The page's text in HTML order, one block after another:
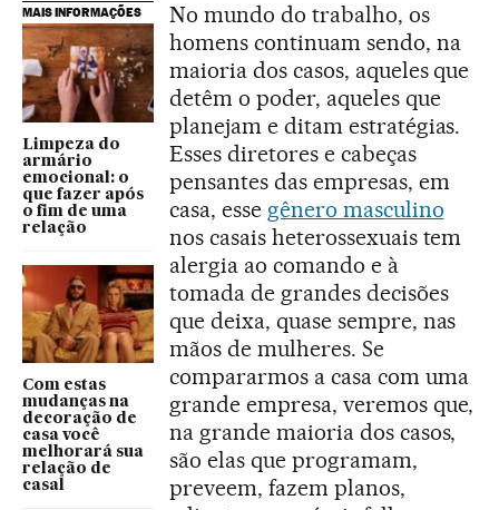
MAIS INFORMAÇÕES
Limpeza do
armário
emocional: o
que fazer após
o fim de uma
relação
Com estas
mudanças na
decoração de
casa você
melhorará sua
relação de
casal
No mundo do trabalho, os
homens continuam sendo, na
maioria dos casos, aqueles que
detêm o poder, aqueles que
planejam e ditam estratégias.
Esses diretores e cabeças
pensantes das empresas, em
casa, esse gênero masculino
nos casais heterossexuais tem
alergia ao comando e à
tomada de grandes decisões
que deixa, quase sempre, nas
mãos de mulheres. Se
compararmos a casa com uma
grande empresa, veremos que,
na grande maioria dos casos,
são elas que programam,
preveem, fazem planos,